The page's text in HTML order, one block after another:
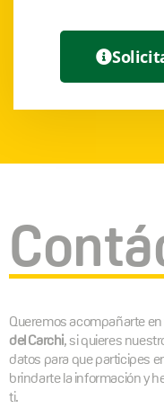
Queremos acompañarte
del Carchi, si quieres
datos para que participes
brindarte la información y
ti.